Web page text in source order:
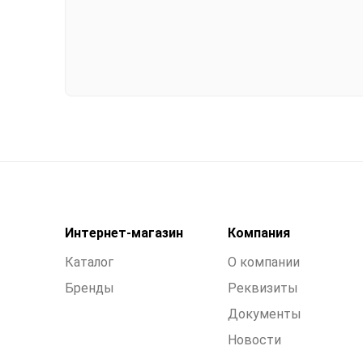
Интернет-магазин
Каталог
Бренды
Компания
О компании
Реквизиты
Документы
Новости